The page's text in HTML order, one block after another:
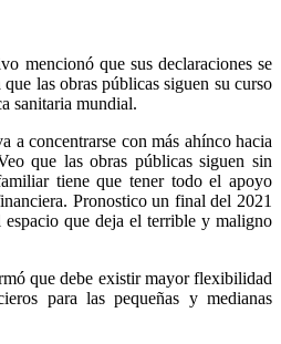
mencionó que sus declaraciones se
las obras públicas siguen su curso
sanitaria mundial.
a concentrarse con más ahínco hacia
que las obras públicas siguen sin
tiene que tener todo el apoyo
Pronostico un final del 2021
que deja el terrible y maligno
que debe existir mayor flexibilidad
para las pequeñas y medianas